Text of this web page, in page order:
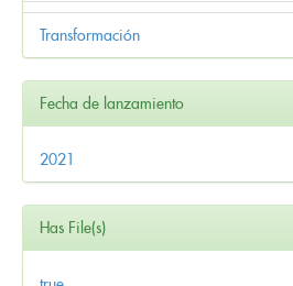
Transformación
Fecha de lanzamiento
2021
Has File(s)